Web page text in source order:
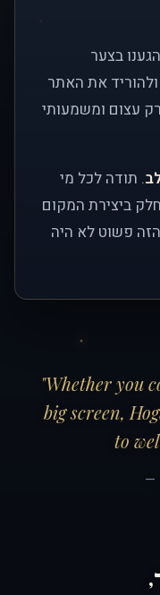
בצער
את האתר
עצום ומשמעותי
. תודה לכל מי
ביצירת המקום
פשוט לא היה
"Whether you
big screen,
to
—